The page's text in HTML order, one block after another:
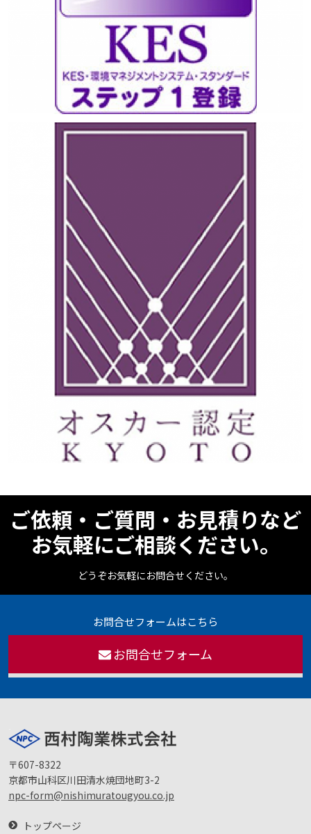
ご依頼・ご質問・お見積りなど
お気軽にご相談ください。
どうぞお気軽にお問合せください。
お問合せフォームはこちら
お問合せフォーム
〒607-8322
京都市山科区川田清水焼団地町3-2
npc-form@nishimuratougyou.co.jp
トップページ